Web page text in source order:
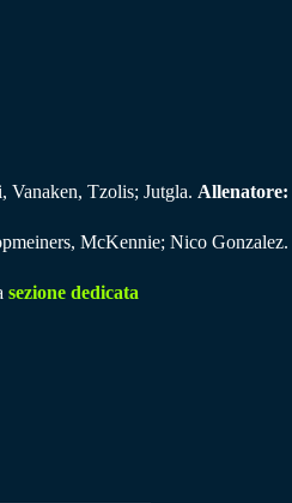
Vanaken, Tzolis; Jutgla. Allenatore:
McKennie; Nico Gonzalez.
sezione dedicata